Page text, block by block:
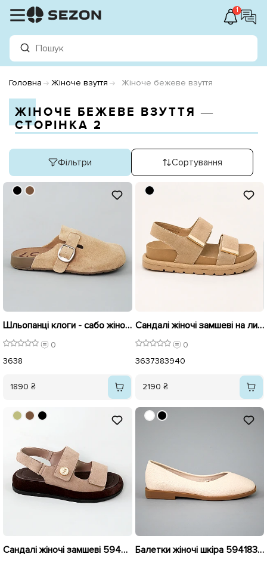
1
Головна Жіноче взуття Жіноче бежеве взуття
ЖІНОЧЕ БЕЖЕВЕ ВЗУТТЯ ―
СТОРІНКА 2
Фільтри Сортування
Шльопанці клоги - сабо жіночі замшеві 595417 Бежеві
0
3638
1890 ₴
Сандалі жіночі замшеві на липучках 595425 Бежеві
0
3637383940
2190 ₴
Сандалі жіночі замшеві 594437 Бежеві Коричневі розпродаж Балетки жіночі шкіра 594183 Бежеві